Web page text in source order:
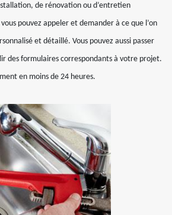
de rénovation ou d’entretien
pouvez appeler et demander à ce que l’on
et détaillé. Vous pouvez aussi passer
des formulaires correspondants à votre projet.
en moins de 24 heures.